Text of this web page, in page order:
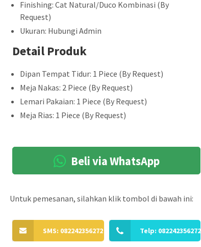
Finishing: Cat Natural/Duco Kombinasi (By
Request)
Ukuran: Hubungi Admin
Detail Produk
Dipan Tempat Tidur: 1 Piece (By Request)
Meja Nakas: 2 Piece (By Request)
Lemari Pakaian: 1 Piece (By Request)
Meja Rias: 1 Piece (By Request)
Beli via WhatsApp
Untuk pemesanan, silahkan klik tombol di bawah ini:
SMS: 082242356272 Telp: 082242356272